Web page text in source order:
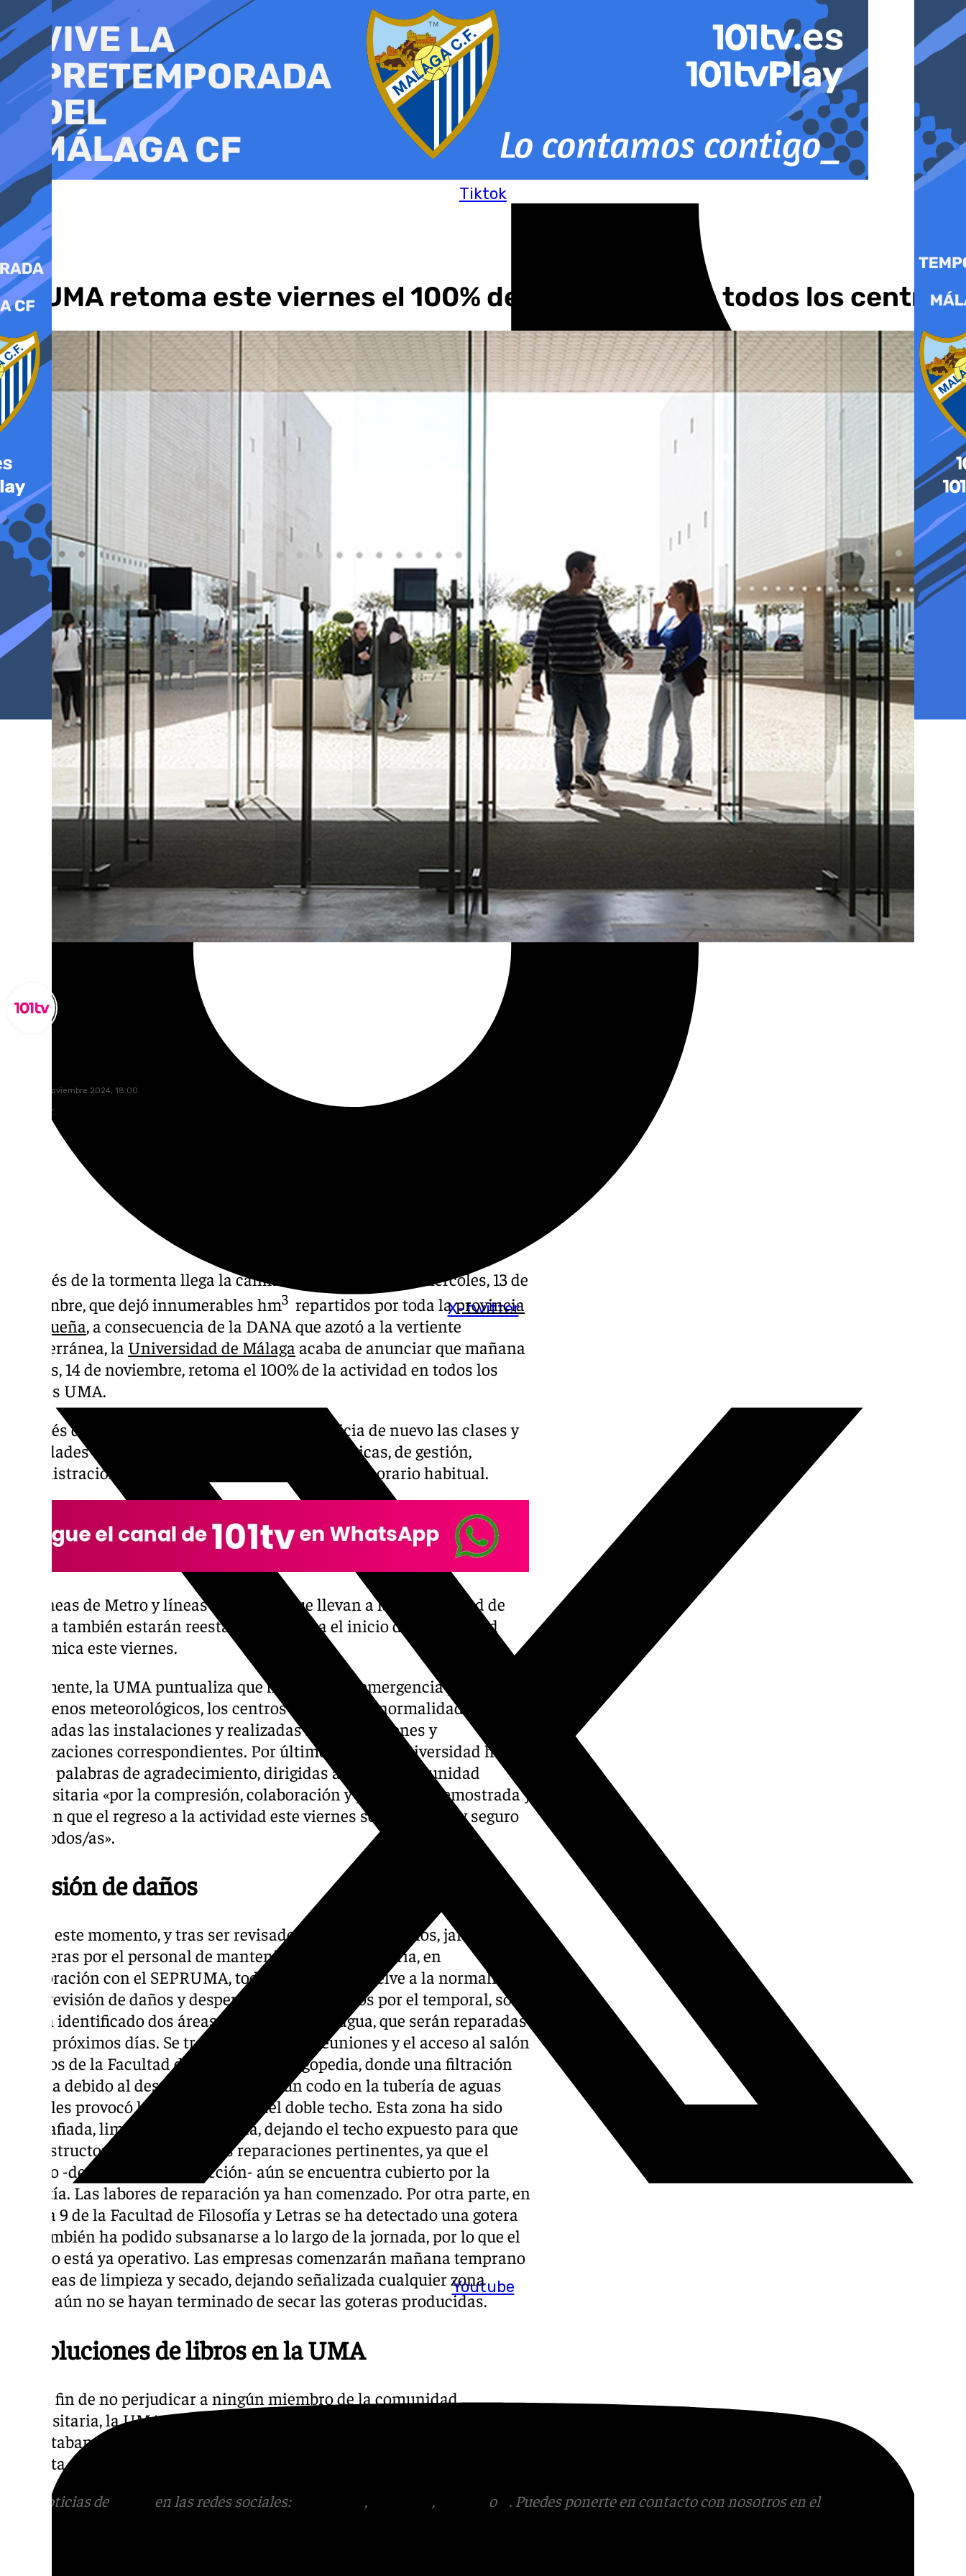
al
contenido
Tiktok
X-twitter
Youtube
La UMA retoma este viernes el 100% de la actividad en todos los centros
jueves, 14 noviembre 2024, 18:00
Compartir:
Después de la tormenta llega la calma. Y tras un intenso miércoles, 13 de
noviembre, que dejó innumerables hm3 repartidos por toda laprovincia
malagueña, a consecuencia de la DANA que azotó a la vertiente
mediterránea, la Universidad de Málaga acaba de anunciar que mañana
viernes, 14 de noviembre, retoma el 100% de la actividad en todos los
centros UMA.
Después de este forzoso paréntesis, la UMA inicia de nuevo las clases y
actividades académicas, así como las tareas técnicas, de gestión,
administración y servicios se desarrollarán en su horario habitual.
Las líneas de Metro y líneas de la EMT que llevan a la Universidad de
Málaga también estarán reestablecidas para el inicio de la actividad
académica este viernes.
Finalmente, la UMA puntualiza que finalizada la emergencia por
fenómenos meteorológicos, los centros abrirán con normalidad una vez
verificadas las instalaciones y realizadas las reparaciones y
señalizaciones correspondientes. Por último desde la universidad han
tenido palabras de agradecimiento, dirigidasa toda la comunidad
universitaria «por la compresión, colaboración y prudencia demostrada y
esperan que el regreso a la actividad este viernes sea tranquilo y seguro
para todos/as».
Revisión de daños
Desde este momento, y tras ser revisados todos los edificios, jardines y
carreteras por el personal de mantenimiento y jardinería, en
colaboración con el SEPRUMA, toda la actividad vuelve a la normalidad.
En la revisión de daños y desperfectos ocasionados por el temporal, solo
se han identificado dos áreas afectadas por el agua, que serán reparadas
en los próximos días. Se trata de la sala de reuniones y el acceso al salón
de actos de la Facultad de Psicología y Logopedia, donde una filtración
de agua debido al desprendimiento de un codo en la tubería de aguas
pluviales provocó la caída de parte del doble techo. Esta zona ha sido
fotografiada, limpiada y señalizada, dejando el techo expuesto para que
la constructora proceda con las reparaciones pertinentes, ya que el
edificio -de reciente construcción- aún se encuentra cubierto por la
garantía. Las labores de reparación ya han comenzado. Por otra parte, en
el Aula 9 de la Facultad de Filosofía y Letras se ha detectado una gotera
que también ha podido subsanarse a lo largo de la jornada, por lo que el
espacio está ya operativo. Las empresas comenzarán mañana temprano
las tareas de limpieza y secado, dejando señalizada cualquier zona
donde aún no se hayan terminado de secar las goteras producidas.
Devoluciones de libros en la UMA
Con el fin de no perjudicar a ningún miembro de la comunidad
universitaria, la UMA anuncia que se posponen todas las devoluciones
que estaban programadas durante el cierre de las instalaciones durante
la alerta meteorológica, al lunes 18 de noviembre.
Más noticias de en las redes sociales: , , o
. Puedes ponerte en contacto con nosotros en el